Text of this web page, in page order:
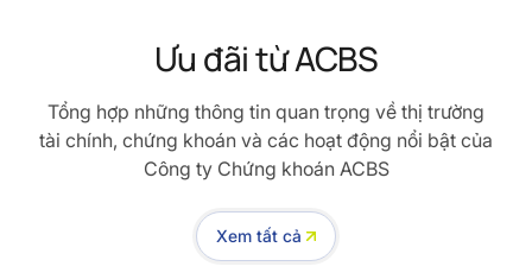
Ưu đãi từ ACBS
Tổng hợp những thông tin quan trọng về thị trường
tài chính, chứng khoán và các hoạt động nổi bật của
Công ty Chứng khoán ACBS
Xem tất cả